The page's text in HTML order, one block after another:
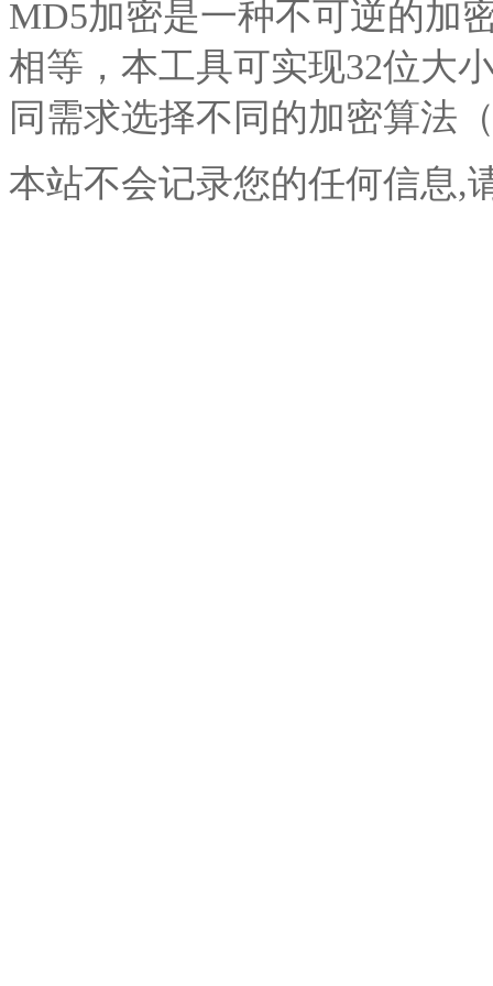
MD5加密是一种不可逆的加
相等，本工具可实现32位大
同需求选择不同的加密算法
本站不会记录您的任何信息,